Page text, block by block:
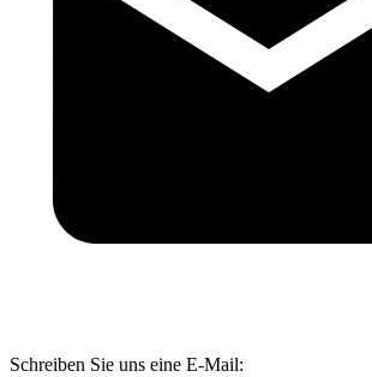
Schreiben Sie uns eine E-Mail: